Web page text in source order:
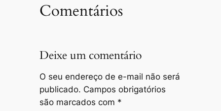
Comentários
Deixe um comentário
O seu endereço de e-mail não será
publicado. Campos obrigatórios
são marcados com *